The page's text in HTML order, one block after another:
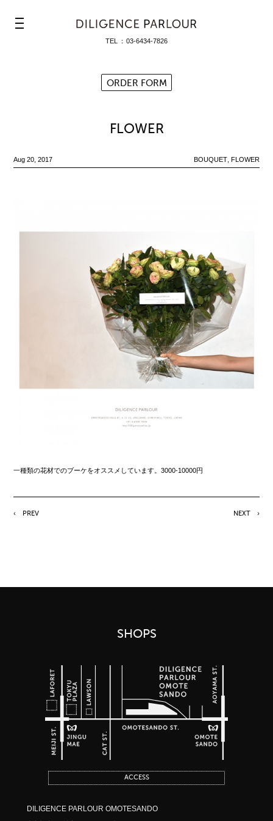
ORDER FORM
TEL 03-6434-7826
FLOWER
Aug 20, 2017 BOUQUET FLOWER
一種類の花材でのブーケをオススメしています。3000-10000円
PREV NEXT
SHOPS
ACCESS
DILIGENCE PARLOUR OMOTESANDO